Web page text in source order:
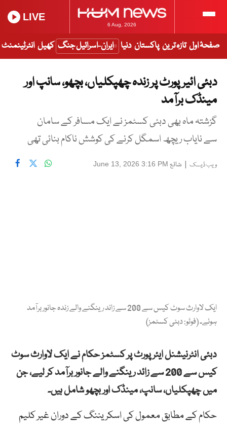
6 Aug, 2026
LIVE
صفحۂ اول تازہ ترین پاکستان دنیا ایران-اسرائیل جنگ کھیل انٹرٹینمنٹ
دبئی ائیرپورٹ پر زندہ چھپکلیاں، بچھو، سانپ اور
مینڈک برآمد
گزشتہ ماہ بھی دبئی کسٹمز نے ایک مسافر کے سامان
سے نایاب ریچھ اسمگل کرنے کی کوشش ناکام بنائی تھی
ویب ڈیسک | شائع June 13, 2026 3:16 PM
ایک لاوارث سوٹ کیس سے 200 سے زائد رینگنے والے زندہ جانور برآمد
ہوئے۔ (فوٹو: دبئی کسٹمز)
دبئی انٹرنیشنل ایئرپورٹ پر کسٹمز حکام نے ایک لاوارث سوٹ
کیس سے 200 سے زائد رینگنے والے جانور برآمد کر لیے، جن
میں چھپکلیاں، سانپ، مینڈک اور بچھو شامل ہیں۔
حکام کے مطابق معمول کی اسکریننگ کے دوران غیر کلیم